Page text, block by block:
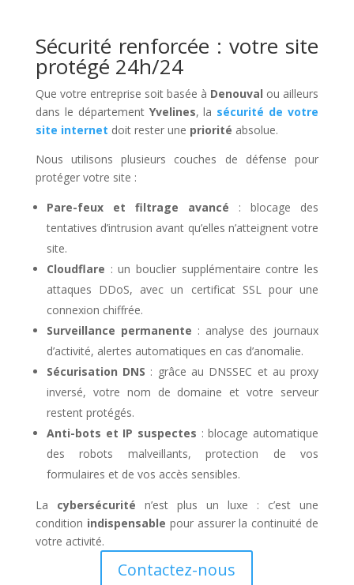
Sécurité renforcée : votre site
protégé 24h/24
Que votre entreprise soit basée à Denouval ou ailleurs
dans le département Yvelines, la sécurité de votre
site internet doit rester une priorité absolue.
Nous utilisons plusieurs couches de défense pour
protéger votre site :
Pare-feux et filtrage avancé : blocage des
tentatives d’intrusion avant qu’elles n’atteignent votre
site.
Cloudflare : un bouclier supplémentaire contre les
attaques DDoS, avec un certificat SSL pour une
connexion chiffrée.
Surveillance permanente : analyse des journaux
d’activité, alertes automatiques en cas d’anomalie.
Sécurisation DNS : grâce au DNSSEC et au proxy
inversé, votre nom de domaine et votre serveur
restent protégés.
Anti-bots et IP suspectes : blocage automatique
des robots malveillants, protection de vos
formulaires et de vos accès sensibles.
La cybersécurité n’est plus un luxe : c’est une
condition indispensable pour assurer la continuité de
votre activité.
Contactez-nous